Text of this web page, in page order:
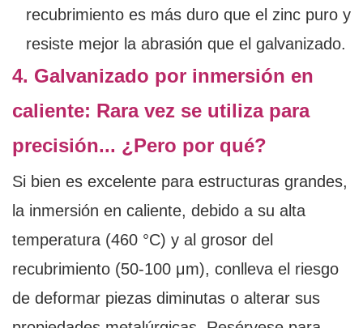
recubrimiento es más duro que el zinc puro y
resiste mejor la abrasión que el galvanizado.
4. Galvanizado por inmersión en
caliente: Rara vez se utiliza para
precisión... ¿Pero por qué?
Si bien es excelente para estructuras grandes,
la inmersión en caliente, debido a su alta
temperatura (460 °C) y al grosor del
recubrimiento (50-100 μm), conlleva el riesgo
de deformar piezas diminutas o alterar sus